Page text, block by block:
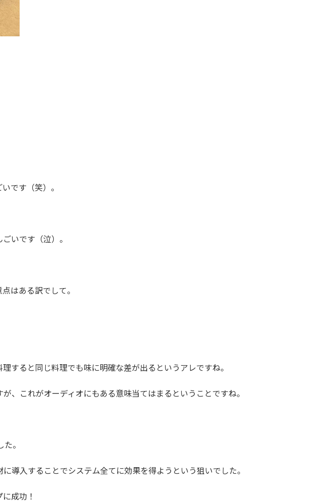
です（笑）。
いです（泣）。
はある訳でして。
すると同じ料理でも味に明確な差が出るというアレですね。
、これがオーディオにもある意味当てはまるということですね。
。
導入することでシステム全てに効果を得ようという狙いでした。
成功！